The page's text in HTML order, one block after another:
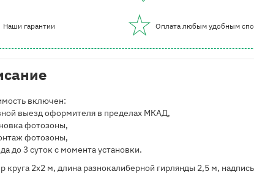
Наши гарантии Оплата любым удобным
включен:
выезд оформителя в пределах МКАД,
фотозоны,
фотозоны,
до 3 суток с момента установки.
круга 2х2 м, длина разнокалиберной гирлянды 2,5 м,